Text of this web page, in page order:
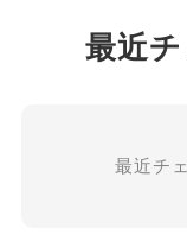
最近
最近チ